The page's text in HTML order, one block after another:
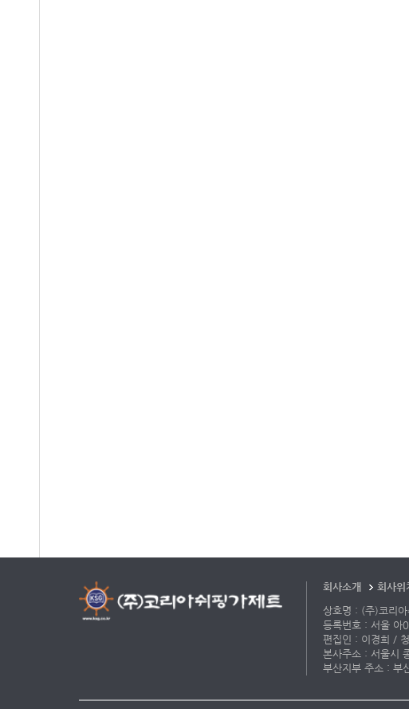
회사소개 회사위
상호명 : (주)코리
등록번호 : 서울 아
편집인 : 이경희 /
본사주소 : 서울
부산지부 주소 :